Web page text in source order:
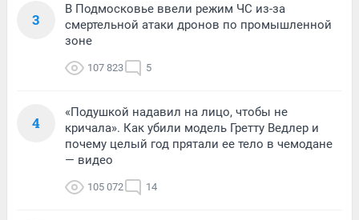
3
В Подмосковье ввели режим ЧС из-за
смертельной атаки дронов по промышленной
зоне
107 823 5
4
«Подушкой надавил на лицо, чтобы не
кричала». Как убили модель Гретту Ведлер и
почему целый год прятали ее тело в чемодане
— видео
105 072 14